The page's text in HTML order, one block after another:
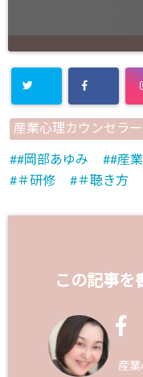
産業心理カウンセラ
#岡部あゆみ #産
＃研修
＃聴き方
この記事を
産